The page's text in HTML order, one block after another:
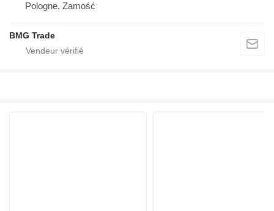
Pologne, Zamość
BMG Trade